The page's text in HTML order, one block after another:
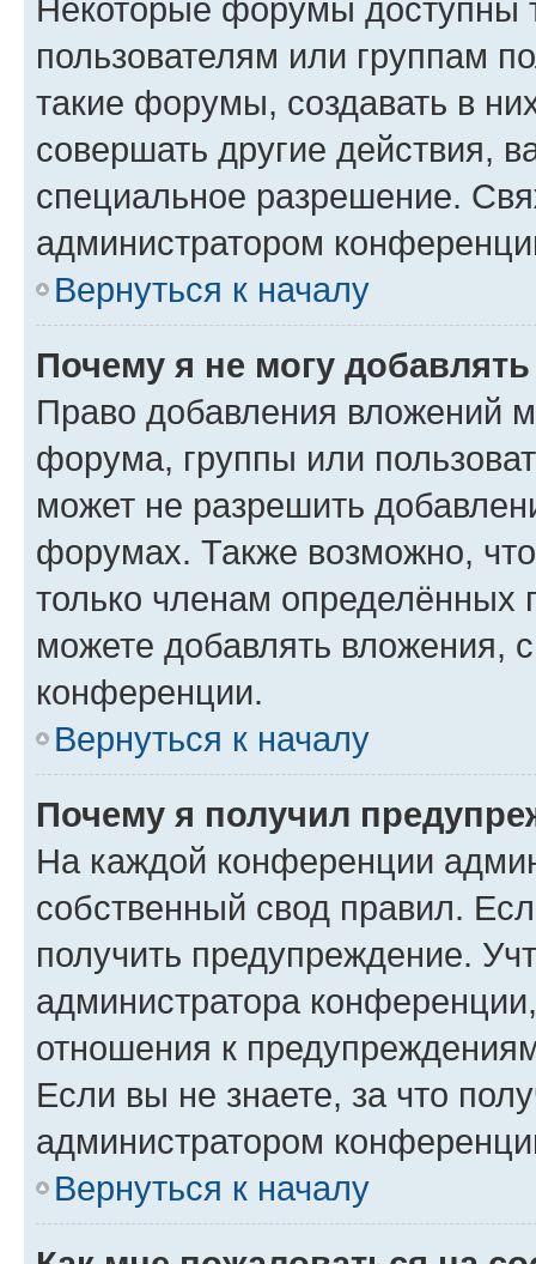
Некоторые форумы доступны
пользователям или группам
такие форумы, создавать в
совершать другие действия,
специальное разрешение.
администратором
Вернуться к началу
Почему я не могу
Право добавления вложений
форума, группы или
может не разрешить
форумах. Также возможно,
только членам определённых
можете добавлять вложения,
конференции.
Вернуться к началу
Почему я получил
На каждой конференции
собственный свод правил.
получить предупреждение.
администратора
отношения к
Если вы не знаете, за что
администратором
Вернуться к началу